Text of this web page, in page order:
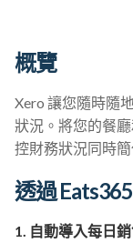
概覽
Xero 讓您隨時隨
狀況。將您的餐
控財務狀況同時
透過
1. 自動導入每日